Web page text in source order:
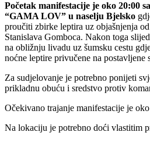
Početak manifestacije je oko 20:00
“GAMA LOV” u naselju Bjelsko
proučiti zbirke leptira uz objašnjenja
Stanislava Gomboca. Nakon toga
na obližnju livadu uz šumsku cestu
noćne leptire privučene na postavljene
Za sudjelovanje je potrebno ponijeti
prikladnu obuću i sredstvo protiv
Očekivano trajanje manifestacije je oko
Na lokaciju je potrebno doći vlastitim